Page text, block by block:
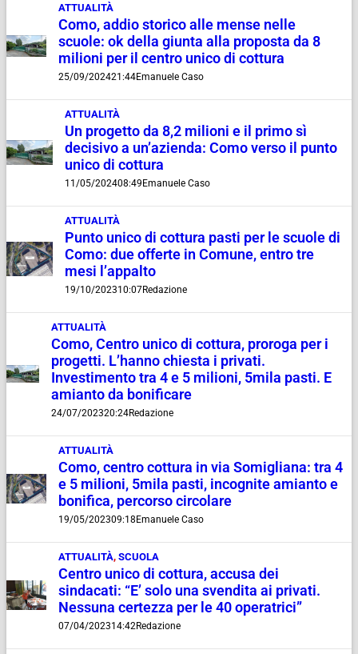
ATTUALITÀ
Como, addio storico alle mense nelle
scuole: ok della giunta alla proposta da 8
milioni per il centro unico di cottura
25/09/202421:44Emanuele Caso
ATTUALITÀ
Un progetto da 8,2 milioni e il primo sì
decisivo a un’azienda: Como verso il punto
unico di cottura
11/05/202408:49Emanuele Caso
ATTUALITÀ
Punto unico di cottura pasti per le scuole di
Como: due offerte in Comune, entro tre
mesi l’appalto
19/10/202310:07Redazione
ATTUALITÀ
Como, Centro unico di cottura, proroga per i
progetti. L’hanno chiesta i privati.
Investimento tra 4 e 5 milioni, 5mila pasti. E
amianto da bonificare
24/07/202320:24Redazione
ATTUALITÀ
Como, centro cottura in via Somigliana: tra 4
e 5 milioni, 5mila pasti, incognite amianto e
bonifica, percorso circolare
19/05/202309:18Emanuele Caso
ATTUALITÀ,SCUOLA
Centro unico di cottura, accusa dei
sindacati: “E’ solo una svendita ai privati.
Nessuna certezza per le 40 operatrici”
07/04/202314:42Redazione